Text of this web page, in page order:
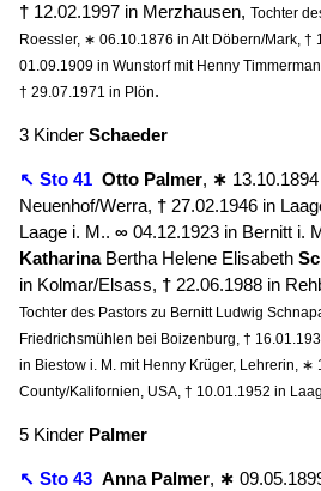
† 12.02.1997 in Merzhausen, Tochter
Roessler, ∗ 06.10.1876 in Alt Döbern/Mark, †
01.09.1909 in Wunstorf mit Henny
† 29.07.1971 in Plön.
3 Kinder Schaeder
↖ Sto 41 Otto Palmer, ∗
Neuenhof/Werra, † 27.02.1946 in
Laage i. M.. ∞ 04.12.1923 in Bernitt i.
KatharinaBertha Helene Elisabeth
in Kolmar/Elsass, † 22.06.1988 in
Tochter des Pastors zu Bernitt Ludwig
Friedrichsmühlen bei Boizenburg, †
in Biestow i. M. mit Henny Krüger, Lehrerin, ∗
County/Kalifornien, USA, † 10.01.1952 in
5 Kinder Palmer
↖ Sto 43 Anna Palmer, ∗